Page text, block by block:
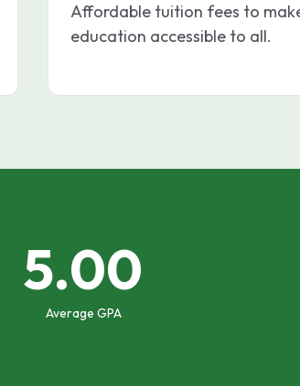
Affordable tuition fees to
education accessible to all.
5.00
Average GPA